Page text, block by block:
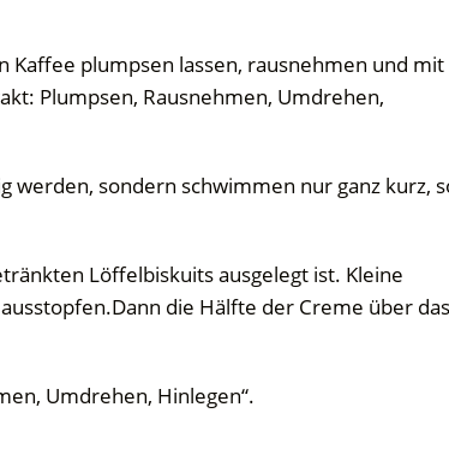
plumpsen lassen, rausnehmen und mit
Plumpsen, Rausnehmen, Umdrehen,
sondern schwimmen nur ganz kurz,
Löffelbiskuits ausgelegt ist. Kleine
die Hälfte der Creme über das
Umdrehen, Hinlegen“.